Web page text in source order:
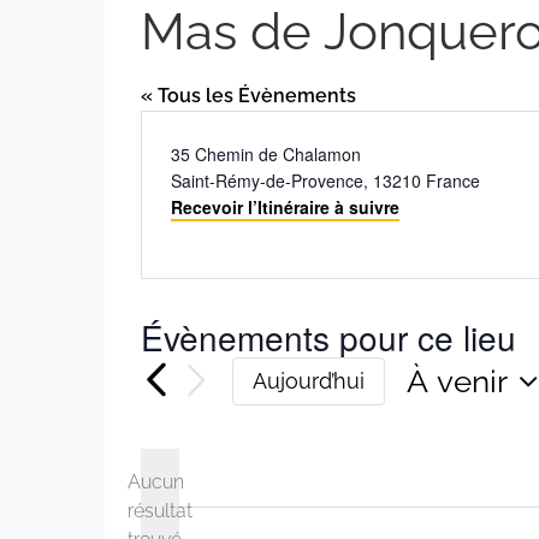
Mas de
« Tous les Évènements
Adresse
35 Chemin de Chalamon
Saint-Rémy-de-Provence, 13210 France
Recevoir l’Itinéraire à suivre
Évènements pour ce lieu
Notice
Aucun
résultat
Aujourd’hui
À venir